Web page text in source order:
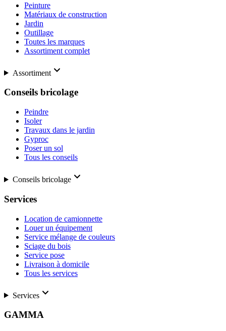
Peinture
Matériaux de construction
Jardin
Outillage
Toutes les marques
Assortiment complet
Assortiment
Conseils bricolage
Peindre
Isoler
Travaux dans le jardin
Gyproc
Poser un sol
Tous les conseils
Conseils bricolage
Services
Location de camionnette
Louer un équipement
Service mélange de couleurs
Sciage du bois
Service pose
Livraison à domicile
Tous les services
Services
GAMMA